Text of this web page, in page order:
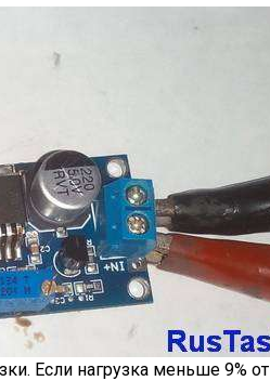
Если нагрузка меньше 9%